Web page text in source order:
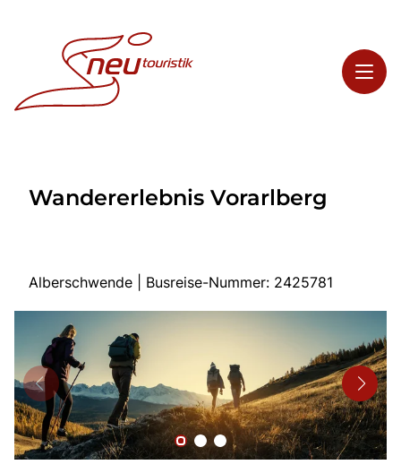
Highlights
Start
Busreisen
Bus mieten
Flughafentransfer
Kontakt
Wandererlebnis Vorarlberg
Alberschwende | Busreise-Nummer: 2425781